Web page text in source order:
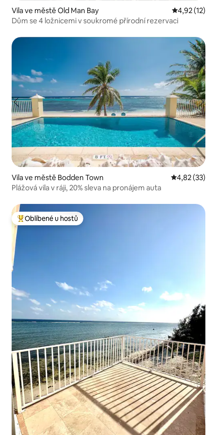
Vila ve městě Old Man Bay Průměrné
4,92 (12)
Dům se 4 ložnicemi v soukromé přírodní rezervaci
Vila ve městě Bodden Town Průměrné
4,82 (33)
Plážová vila v ráji, 20% sleva na pronájem auta
Nejlepší v kategorii Oblíbené u hostů
Oblíbené u hostů